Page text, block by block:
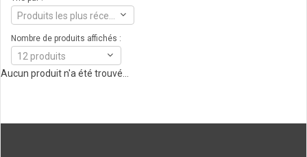
Nombre de produits affichés :
12 produits
Aucun produit n'a été trouvé...